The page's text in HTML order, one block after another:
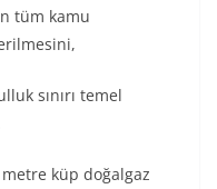
tüm kamu
sınırı temel
küp doğalgaz